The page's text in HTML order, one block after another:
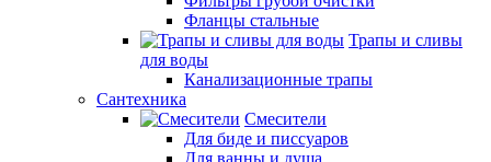
Фланцы стальные
Трапы и сливы
для воды
Канализационные трапы
Сантехника
Смесители
Для биде и писсуаров
Для ванны и душа